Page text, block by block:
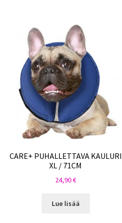
CARE+ PUHALLETTAVA KAULURI
XL / 71CM
24,90€
Lue lisää